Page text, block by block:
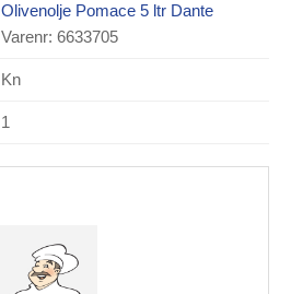
Olivenolje Pomace 5 ltr Dante
Varenr: 6633705
Kn
1